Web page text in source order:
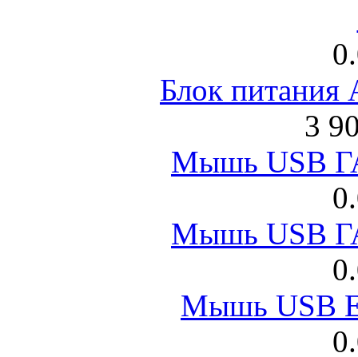
Блок питания
3
Мышь USB
Мышь USB
Мышь USB